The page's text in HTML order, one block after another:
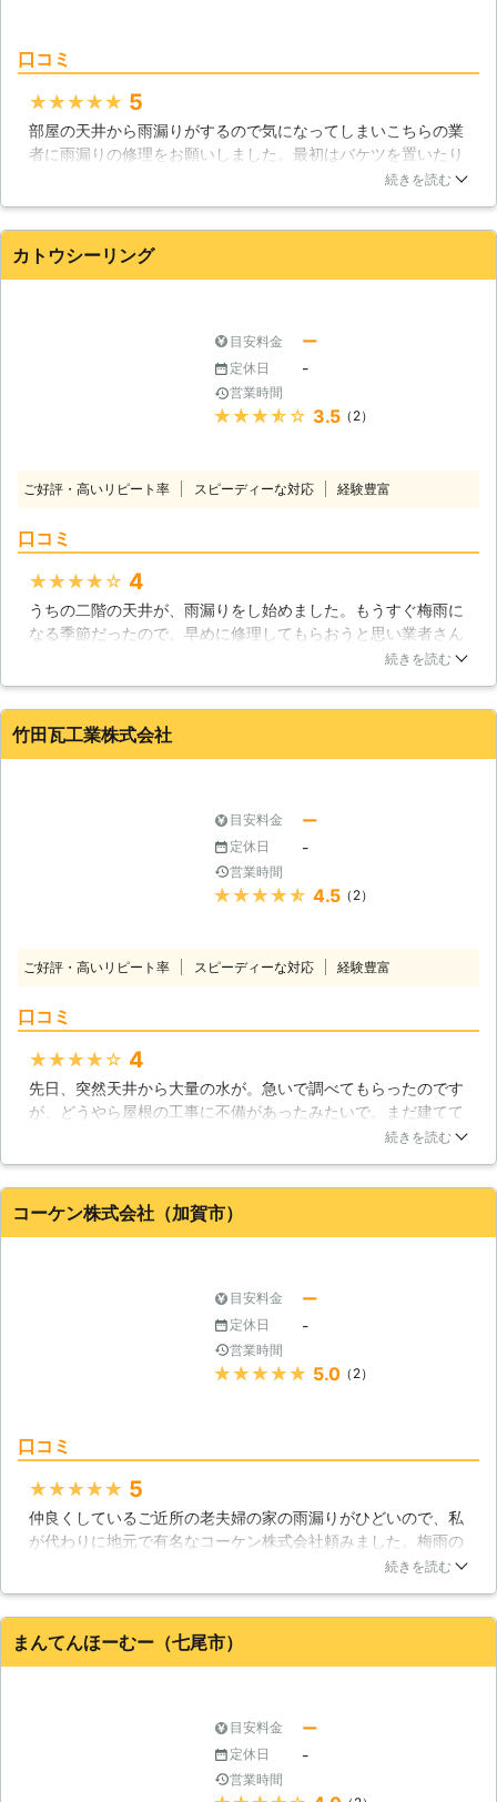
口コミ
★★★★★ 5
部屋の天井から雨漏りがするので気になってしまいこちらの業
者に雨漏りの修理をお願いしました。最初はバケツを置いたり
雑巾をひいたりしてなんとかしていたのですが、徐々にシミが
いたので雨漏りの修理とともに直してもらいました。
石川県 白山市 2016年10月15日
続きを読む
カトウシーリング
目安料金 ー
定休日 -
営業時間
★★★★★ 3.5（2）
ご好評・高いリピート率 スピーディーな対応 経験豊富
口コミ
★★★★★ 4
うちの二階の天井が、雨漏りをし始めました。もうすぐ梅雨に
なる季節だったので、早めに修理してもらおうと思い業者さん
を探しました。こちらの業者さんは、ネットで見つけました。
を依頼しました。作業日には、修理部分以外が汚れないように
気を配っていただいたりして感じが良かったです。もちろん修
続きを読む
竹田瓦工業株式会社
目安料金 ー
定休日 -
営業時間
★★★★★ 4.5（2）
ご好評・高いリピート率 スピーディーな対応 経験豊富
口コミ
★★★★★ 4
先日、突然天井から大量の水が。急いで調べてもらったのです
が、どうやら屋根の工事に不備があったみたいで。まだ建てて
からそれほど経ってないので本当にショックでした。せっかく
任せする事が出来ました。本当にありがとうございました。
石川県 かほく市 2016年12月24日
続きを読む
コーケン株式会社（加賀市）
目安料金 ー
定休日 -
営業時間
★★★★★ 5.0（2）
口コミ
★★★★★ 5
仲良くしているご近所の老夫婦の家の雨漏りがひどいので、私
が代わりに地元で有名なコーケン株式会社頼みました。梅雨の
時期だったので、待たされると思っていましたが、3日後には
相場よりも安いです。
石川県 加賀市 2016年10月19日
続きを読む
まんてんほーむー（七尾市）
目安料金 ー
定休日 -
営業時間